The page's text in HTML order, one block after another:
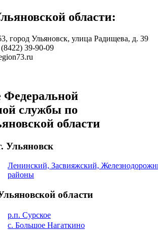
области:
город Ульяновск, улица Радищева, д. 39
39-90-09
Федеральной
службы по
области
Ульяновск
Ленинский, Засвияжский,
районы
области
р.п. Сурское
с. Большое Нагаткино